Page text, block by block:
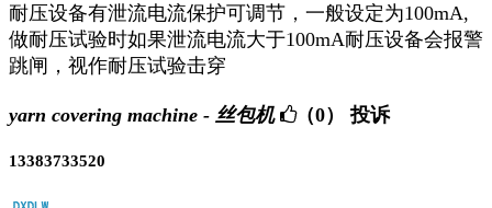
耐压设备有泄流电流保护可调节，一般设定为100mA,
做耐压试验时如果泄流电流大于100mA耐压设备会报警
跳闸，视作耐压试验击穿
yarn covering machine - 丝包机 （0） 投诉
13383733520